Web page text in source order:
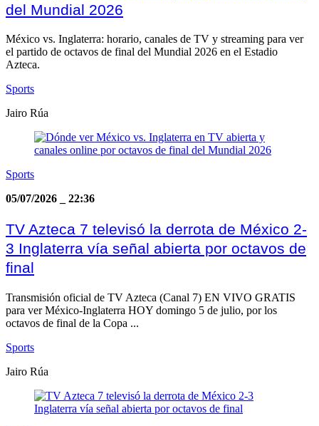
del Mundial 2026
México vs. Inglaterra: horario, canales de TV y streaming para ver
el partido de octavos de final del Mundial 2026 en el Estadio
Azteca.
Sports
Jairo Rúa
Sports
05/07/2026
22:36
TV Azteca 7 televisó la derrota de México 2-
3 Inglaterra vía señal abierta por octavos de
final
Transmisión oficial de TV Azteca (Canal 7) EN VIVO GRATIS
para ver México-Inglaterra HOY domingo 5 de julio, por los
octavos de final de la Copa ...
Sports
Jairo Rúa